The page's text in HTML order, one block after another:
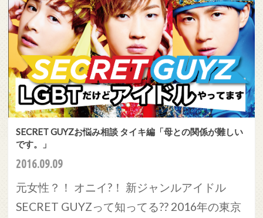
SECRET GUYZお悩み相談 タイキ編「母との関係が難しい
です。」
2016.09.09
元女性？！ オニイ?！ 新ジャンルアイドル
SECRET GUYZって知ってる?? 2016年の東京